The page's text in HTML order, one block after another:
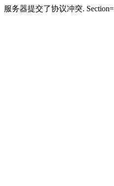
服务器提交了协议冲突.